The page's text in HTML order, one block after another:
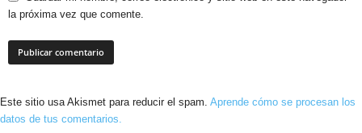
la próxima vez que comente.
Este sitio usa Akismet para reducir el spam. Aprende cómo se procesan los
datos de tus comentarios.